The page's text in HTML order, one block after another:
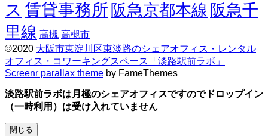
ス 賃貸事務所 阪急京都本線 阪急千
里線 高槻 高槻市
©2020 大阪市東淀川区東淡路のシェアオフィス・レンタル
オフィス・コワーキングスペース「淡路駅前ラボ」
Screenr parallax theme by FameThemes
淡路駅前ラボは月極のシェアオフィスですのでドロップイン
（一時利用）は受け入れていません
閉じる